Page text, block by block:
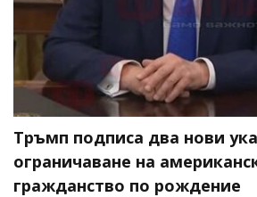
Тръмп подписа два нови
ограничаване на
гражданство по рождение